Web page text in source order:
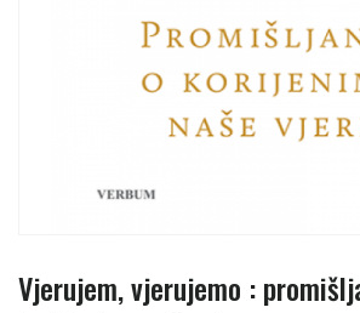
Vjerujem, vjerujemo :